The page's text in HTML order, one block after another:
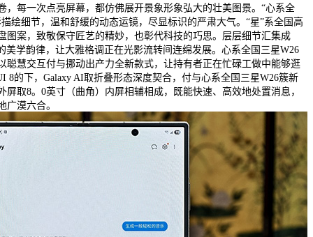
，每一次点亮屏幕，都仿佛展开景象形象弘大的壮美图景。“心系全
绘细节，温和舒缓的动态运镜，尽显标识的严肃大气。“星”系全国高
图案，致敬保守匠艺的精妙，也彰代科技的巧思。层层细节汇集成
美学韵律，让大雅格调正在光影流转间连绵发展。心系全国三星W26
聪慧交互付与挪动出产力全新款式，让持有者正在忙碌工做中能够逛
8的下，Galaxy AI取折叠形态深度契合，付与心系全国三星W26簇新
屏取8。0英寸（曲角）内屏相辅相成，既能快速、高效地处置消息，
广漠六合。